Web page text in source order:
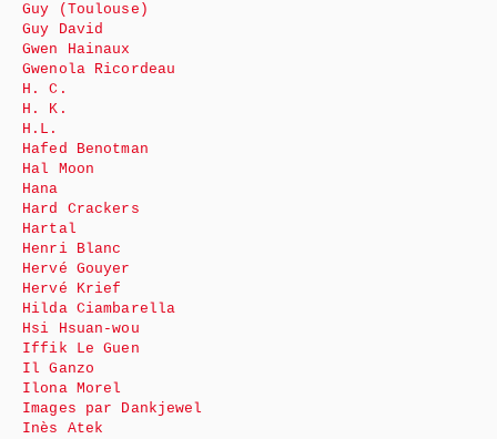
Guy (Toulouse)
Guy David
Gwen Hainaux
Gwenola Ricordeau
H. C.
H. K.
H.L.
Hafed Benotman
Hal Moon
Hana
Hard Crackers
Hartal
Henri Blanc
Hervé Gouyer
Hervé Krief
Hilda Ciambarella
Hsi Hsuan-wou
Iffik Le Guen
Il Ganzo
Ilona Morel
Images par Dankjewel
Inès Atek